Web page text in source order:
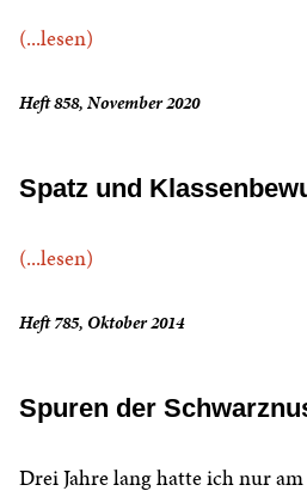
(...lesen)
Heft 858, November 2020
Spatz und
(...lesen)
Heft 785, Oktober 2014
Spuren der
Drei Jahre lang hatte ich nur